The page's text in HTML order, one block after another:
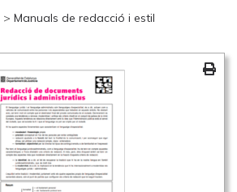
> Manuals de redacció i estil